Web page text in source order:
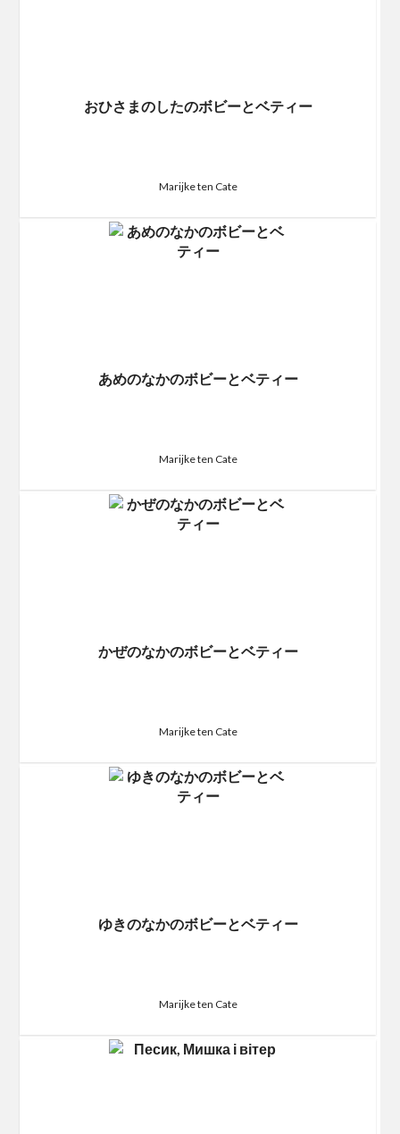
おひさまのしたのボビーとベティー
Marijke ten Cate
あめのなかのボビーとベティー
Marijke ten Cate
かぜのなかのボビーとベティー
Marijke ten Cate
ゆきのなかのボビーとベティー
Marijke ten Cate